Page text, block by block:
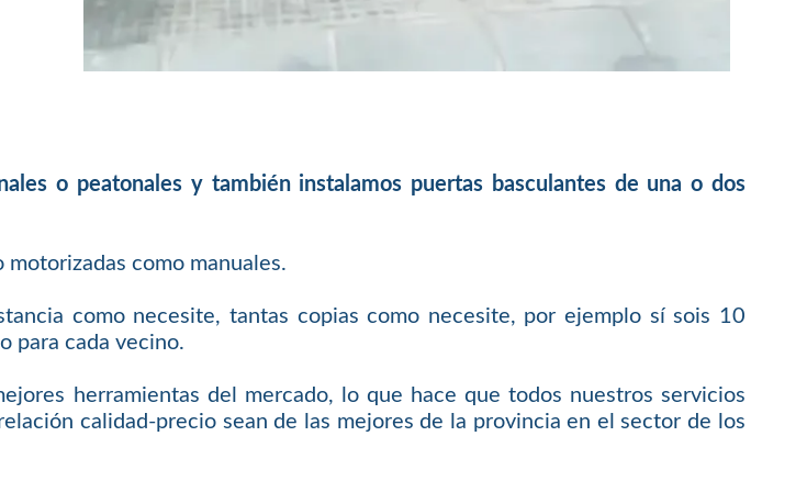
o peatonales y también instalamos puertas basculantes de una o dos
como manuales.
como necesite, tantas copias como necesite, por ejemplo sí sois 10
para cada vecino.
herramientas del mercado, lo que hace que todos nuestros servicios
calidad-precio sean de las mejores de la provincia en el sector de los